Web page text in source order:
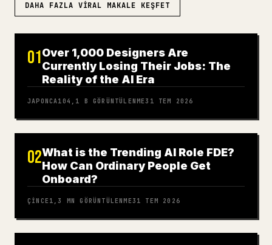
DAHA FAZLA VIRAL MAKALE KEŞFET
01Over 1,000 Designers Are
Currently Losing Their Jobs: The
Reality of the AI Era
JAPONCA104,1 B GÖRÜNTÜLENME31 TEM 2026
02What is the Trending AI Role FDE?
How Can Ordinary People Get
Onboard?
ÇINCE 1,3 MN GÖRÜNTÜLENME31 TEM 2026